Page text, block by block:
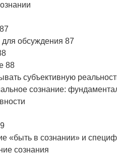
обсуждения 87
88
субъективную
сознание:
«быть в сознании» и
сознания